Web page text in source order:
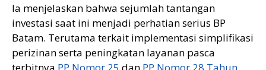
Ia menjelaskan bahwa sejumlah tantangan
investasi saat ini menjadi perhatian serius BP
Batam. Terutama terkait implementasi simplifikasi
perizinan serta peningkatan layanan pasca
terbitnya PP Nomor 25 dan PP Nomor 28 Tahun